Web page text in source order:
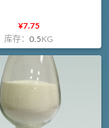
¥7.75
库存：0.5KG